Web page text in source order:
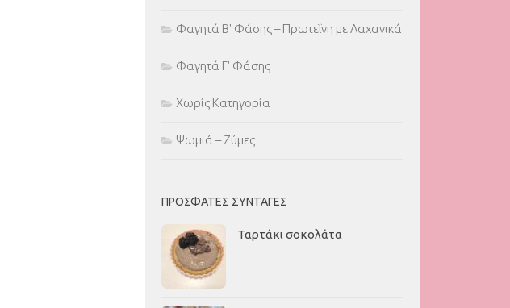
Φαγητά Β' Φάσης – Πρωτεΐνη με Λαχανικά
Φαγητά Γ' Φάσης
Χωρίς Κατηγορία
Ψωμιά – Ζύμες
ΠΡΌΣΦΑΤΕΣ ΣΥΝΤΑΓΈΣ
Ταρτάκι σοκολάτα